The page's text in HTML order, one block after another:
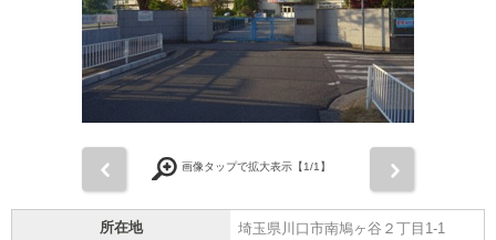
画像タップで拡大表示【1/1】
所在地 埼玉県川口市南鳩ヶ谷２丁目1-1